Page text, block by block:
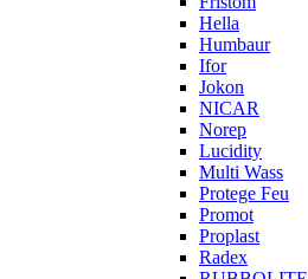
Hella
Humbaur
Ifor
Jokon
NICAR
Norep
Lucidity
Multi Wass
Protege Feu
Promot
Proplast
Radex